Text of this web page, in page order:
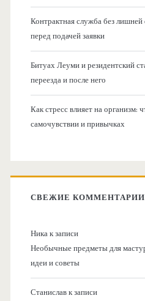
Контрактная служба без
перед подачей заявки
Битуах Леуми и резидентский
переезда и после него
Как стресс влияет на организм:
самочувствии и привычках
СВЕЖИЕ КОММЕНТАРИИ
Никак записи
Необычные предметы для
идеи и советы
Станиславк записи